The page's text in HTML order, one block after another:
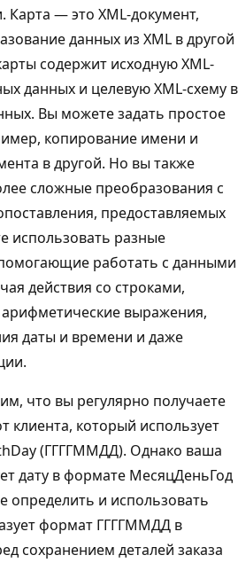
— это XML-документ,
данных из XML в другой
содержит исходную XML-
данных и целевую XML-схему в
Вы можете задать простое
копирование имени и
в другой. Но вы также
сложные преобразования с
предоставляемых
использовать разные
работать с данными
действия со строками,
выражения,
даты и времени и даже
что вы регулярно получаете
клиента, который использует
(ГГГГММДД). Однако ваша
дату в формате МесяцДеньГод
и использовать
формат ГГГГММДД в
сохранением деталей заказа